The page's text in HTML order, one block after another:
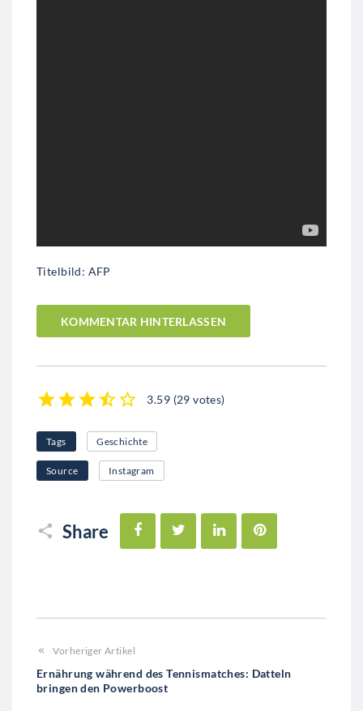
Titelbild: AFP
KOMMENTAR HINTERLASSEN
3.59 (29 votes)
Tags Geschichte
Source Instagram
Share
FacebookTwitter LinkedIn
Vorheriger Artikel
Ernährung während des Tennismatches: Datteln
bringen den Powerboost